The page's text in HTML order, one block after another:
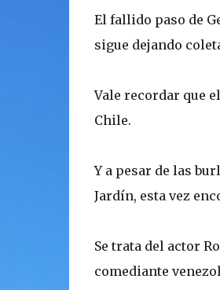
El fallido paso de
sigue dejando
Vale recordar que
Chile.
Y a pesar de las
Jardín, esta vez
Se trata del actor
comediante